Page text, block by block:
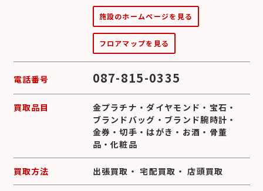
施設のホームページを見る
フロアマップを見る
電話番号 087-815-0335
買取品目 金プラチナ ・ダイヤモンド ・ 宝石 ・
ブランドバッグ ・ ブランド腕時計 ・
金券 ・切手 ・ はがき ・ お酒 ・ 骨董
品 ・化粧品
買取方法 出張買取 ・宅配買取 ・店頭買取